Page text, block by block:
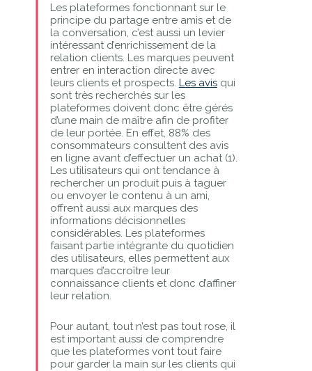
Les plateformes fonctionnant sur le
principe du partage entre amis et de
la conversation, c’est aussi un levier
intéressant d’enrichissement de la
relation clients. Les marques peuvent
entrer en interaction directe avec
leurs clients et prospects. Les avisqui
sont très recherchés sur les
plateformes doivent donc être gérés
d’une main de maître afin de profiter
de leur portée. En effet, 88% des
consommateurs consultent des avis
en ligne avant d’effectuer un achat (1).
Les utilisateurs qui ont tendance à
rechercher un produit puis à taguer
ou envoyer le contenu à un ami,
offrent aussi aux marques des
informations décisionnelles
considérables. Les plateformes
faisant partie intégrante du quotidien
des utilisateurs, elles permettent aux
marques d’accroître leur
connaissance clients et donc d’affiner
leur relation.
Pour autant, tout n’est pas tout rose, il
est important aussi de comprendre
que les plateformes vont tout faire
pour garder la main sur les clients qui